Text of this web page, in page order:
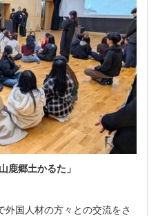
山鹿郷土かるた」
国人材の方々との交流をさ